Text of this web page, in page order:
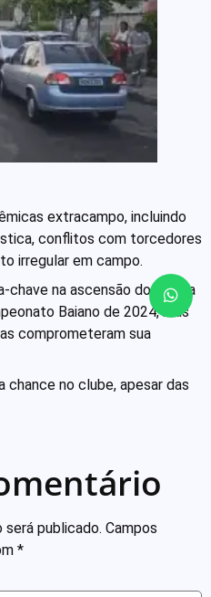
extracampo, incluindo
conflitos com torcedores
irregular em campo.
na ascensão do Vitória
Baiano de 2024, mas
comprometeram sua
chance no clube, apesar das
será publicado. Campos
*